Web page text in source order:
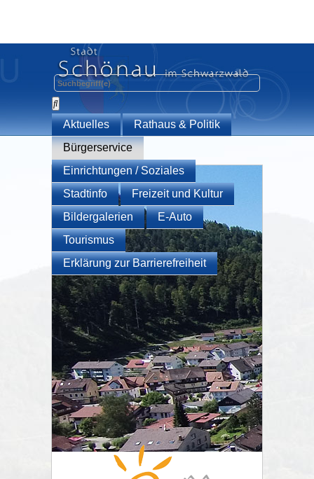
Aktuelles
Rathaus & Politik
Bürgerservice
Einrichtungen / Soziales
Stadtinfo
Freizeit und Kultur
Bildergalerien
E-Auto
Tourismus
Erklärung zur Barrierefreiheit